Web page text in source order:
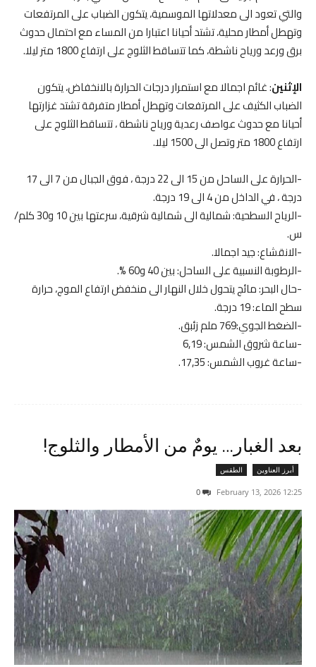
والتي تعود الى معدلاتها الموسمية، يتكون الضباب على المرتفعات
وتهطل أمطار محلية، تشتد أحيانا اعتبارا من المساء مع احتمال حدوث
برق ورعد ورياح ناشطة، كما تتساقط الثلوج على ارتفاع 1800 متر ليلا.
الإثنين: غائم اجمالا مع استمرار درجات الحرارة بالانخفاض، يتكون
الضباب الكثيف على المرتفعات وتهطل أمطار متفرقة تشتد غزارتها
أحيانا مع حدوث عواصف رعدية ورياح ناشطة ، تتساقط الثلوج على
ارتفاع 1800 متر وتصل الى 1500 ليلا.
-الحرارة على الساحل من 15 الى 22 درجة ، فوق الجبال من 7 الى 17
درجة ، في الداخل من 4 الى 19 درجة.
-الرياح السطحية: شمالية الى شمالية شرقية، سرعتها بين 10 و30 كلم/
س.
-الانقشاع: جيد اجمالا.
-الرطوبة النسبية على الساحل: بين 40 و60 %.
-حال البحر: مائج يتحول خلال النهار الى منخفض ارتفاع الموج، حرارة
سطح الماء: 19 درجة.
-الضغط الجوي:769 ملم زئبق.
-ساعة شروق الشمس: 6,19
-ساعة غروب الشمس: 17,35.
بعد الغبار… يومٌ من الأمطار والثلوج!
أبرز العناوين الطقس
12:25 2026 ,February 13